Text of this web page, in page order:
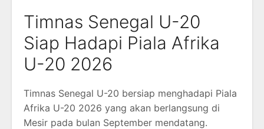
Timnas Senegal U-20
Siap Hadapi Piala Afrika
U-20 2026
Timnas Senegal U-20 bersiap menghadapi Piala
Afrika U-20 2026 yang akan berlangsung di
Mesir pada bulan September mendatang.